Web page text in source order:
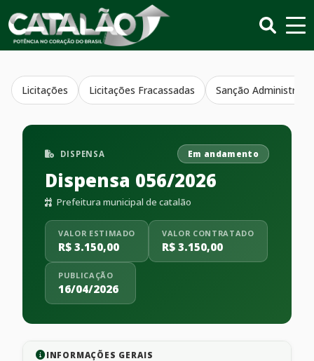
Licitações Licitações Fracassadas Sanção
DISPENSA Em andamento
Dispensa 056/2026
Prefeitura municipal de catalão
VALOR ESTIMADO
R$ 3.150,00
VALOR CONTRATADO
R$ 3.150,00
PUBLICAÇÃO
16/04/2026
INFORMAÇÕES GERAIS